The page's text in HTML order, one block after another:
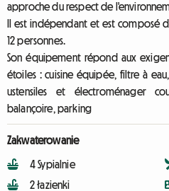
approche du respect de
Il est indépendant et est composé
12 personnes.
Son équipement répond aux
étoiles : cuisine équipée, filtre à
ustensiles et électroménager
balançoire, parking
Zakwaterowanie
4 Sypialnie
2 łazienki